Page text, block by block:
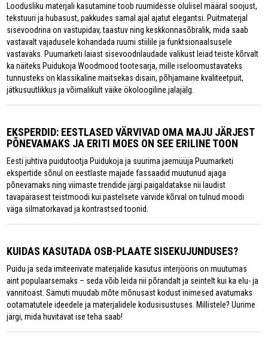
Loodusliku materjali kasutamine toob ruumidesse olulisel määral soojust,
tekstuuri ja hubasust, pakkudes samal ajal ajatut elegantsi. Puitmaterjal
sisevoodrina on vastupidav, taastuv ning keskkonnasõbralik, mida saab
vastavalt vajadusele kohandada ruumi stiilile ja funktsionaalsusele
vastavaks. Puumarketi laiast sisevoodrilaudade valikust leiad teiste kõrvalt
ka näiteks Puidukoja Woodmood tootesarja, mille iseloomustavateks
tunnusteks on klassikaline maitsekas disain, põhjamaine kvaliteetpuit,
jätkusuutlikkus ja võimalikult väike ökoloogiline jalajälg.
EKSPERDID: EESTLASED VÄRVIVAD OMA MAJU JÄRJEST
PÕNEVAMAKS JA ERITI MOES ON SEE ERILINE TOON
Eesti juhtiva puidutootja Puidukoja ja suurima jaemüüja Puumarketi
ekspertide sõnul on eestlaste majade fassaadid muutunud ajaga
põnevamaks ning viimaste trendide järgi paigaldatakse nii laudist
tavapärasest teistmoodi kui pastelsete värvide kõrval on tulnud moodi
väga silmatorkavad ja kontrastsed toonid.
KUIDAS KASUTADA OSB-PLAATE SISEKUJUNDUSES?
Puidu ja seda imiteerivate materjalide kasutus interjööris on muutumas
aint populaarsemaks – seda võib leida nii põrandalt ja seintelt kui ka elu- ja
vannitoast. Samuti muudab mõte mõnusast kodust inimesed avatumaks
ootamatutele ideedele ja materjalidele kodusisustuses. Millistele? Uurime
järgi, mida huvitavat ise teha saab!